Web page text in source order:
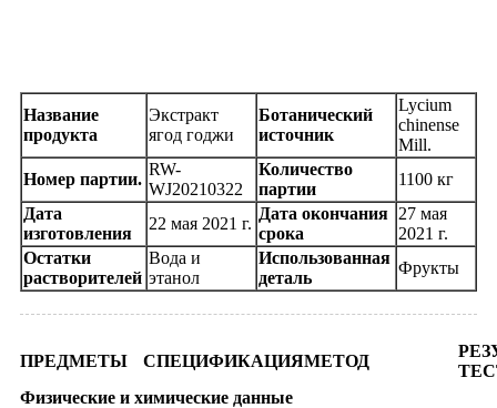
Название
продукта
Экстракт
ягод годжи
Ботанический
источник
Lycium
chinense
Mill.
Номер партии.
RW-
WJ20210322
Количество
партии
1100 кг
Дата
изготовления
22 мая 2021 г.
Дата окончания
срока
27 мая
2021 г.
Остатки
растворителей
Вода и
этанол
Использованная
деталь
Фрукты
ПРЕДМЕТЫ СПЕЦИФИКАЦИЯМЕТОД
Физические и химические данные